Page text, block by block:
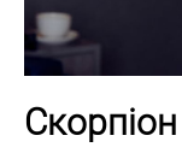
Скорпіон